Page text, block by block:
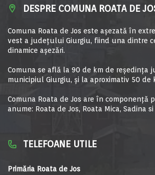
DESPRE COMUNA ROATA DE
Comuna Roata de Jos este aşezată în
vest a judeţului Giurgiu, fiind una dintre
dinamice aşezări.
Comuna se află la 90 de km de reşedinţa
municipiul Giurgiu, şi la aproximativ 50 de
Comuna Roata de Jos are în componență
anume: Roata de Jos, Roata Mica, Sadina
TELEFOANE UTILE
Primăria Roata de Jos